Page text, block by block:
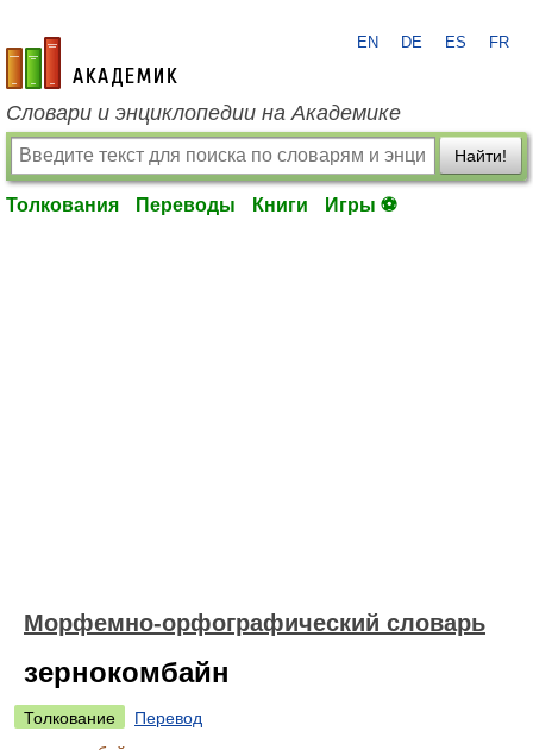
academic.ru
EN DE ES FR
Словари и энциклопедии на Академике
Найти!
Толкования Переводы Книги Игры ⚽
Морфемно-орфографический словарь
зернокомбайн
Толкование
Перевод